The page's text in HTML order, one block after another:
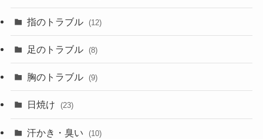
指のトラブル (12)
足のトラブル (8)
胸のトラブル (9)
日焼け (23)
汗かき・臭い (10)